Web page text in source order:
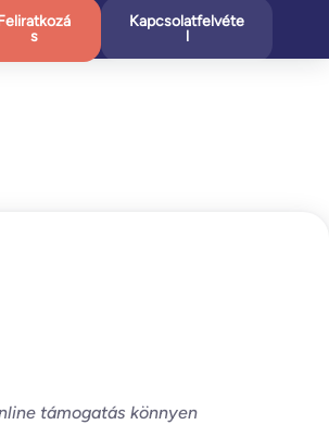
s
Kapcsolatfelvéte
l
támogatás könnyen